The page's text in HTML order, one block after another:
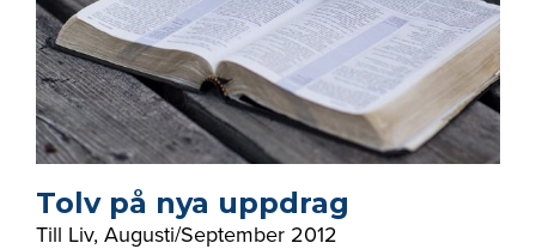
Tolv på nya uppdrag
Till Liv, Augusti/September 2012